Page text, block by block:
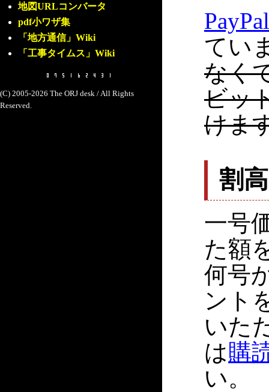
地図URLコンバータ
pdf小ワザ集
「地方通信」Wiki
「工事タイムス」Wiki
(C) 2005-2026 The ORJ desk / All Rights
Reserved.
PayPal
てい
なく
ビッ
けま
割
一号
た額
何号
ント
いた
は購
い。